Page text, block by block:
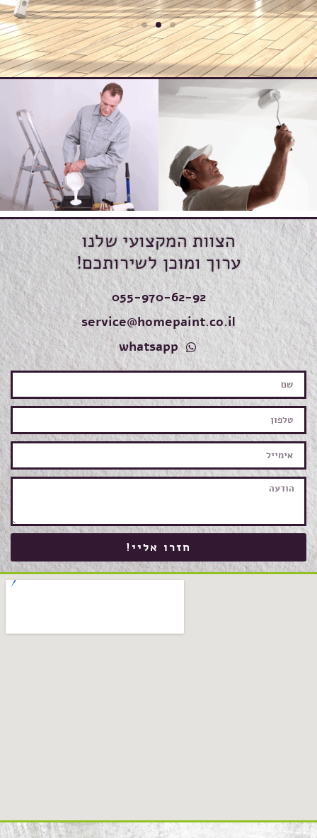
הצוות המקצועי שלנו
ערוך ומוכן לשירותכם!
055-970-62-92
service@homepaint.co.il
whatsapp
חזרו אליי!